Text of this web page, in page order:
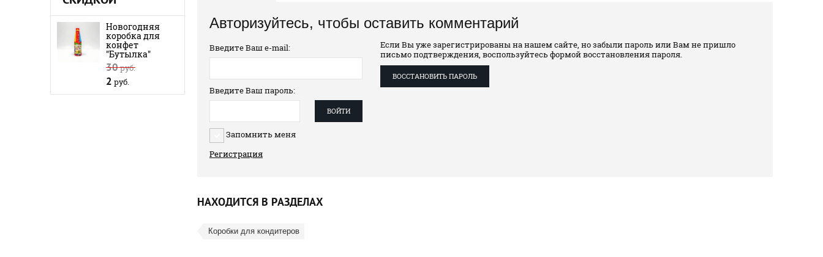
Новогодняя
коробка для
конфет
"Бутылка"
30руб.
2 руб.
Авторизуйтесь, чтобы оставить комментарий
Введите Ваш e-mail:
Введите Ваш пароль:
ВОЙТИ
Запомнить меня
Регистрация
Если Вы уже зарегистрированы на нашем сайте, но забыли пароль или Вам не пришло
письмо подтверждения, воспользуйтесь формой восстановления пароля.
ВОССТАНОВИТЬ ПАРОЛЬ
НАХОДИТСЯ В РАЗДЕЛАХ
Коробки для кондитеров